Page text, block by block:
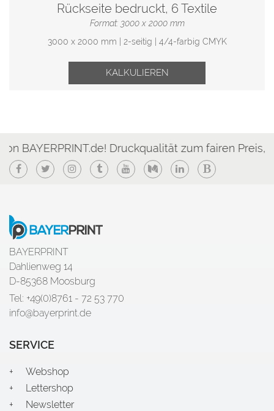
Rückseite bedruckt, 6 Textile
Format: 3000 x 2000 mm
3000 x 2000 mm | 2-seitig | 4/4-farbig CMYK
KALKULIEREN
Druckqualität zum fairen Preis, günstig
FacebookTwitterInstagram
Tumblr YouTubeMediumLinkedInBlogger
BAYERPRINT
Dahlienweg 14
D-85368 Moosburg
Tel: +49(0)8761 - 72 53 770
info@bayerprint.de
SERVICE
Webshop
Lettershop
Newsletter